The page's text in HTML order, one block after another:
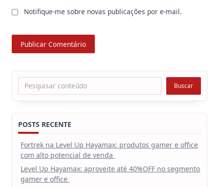
Notifique-me sobre novas publicações por e-mail.
Pesquisar Buscar
POSTS RECENTE
Fortrek na Level Up Hayamax: produtos gamer e office
com alto potencial de venda
Level Up Hayamax: aproveite até 40%OFF no segmento
gamer e office